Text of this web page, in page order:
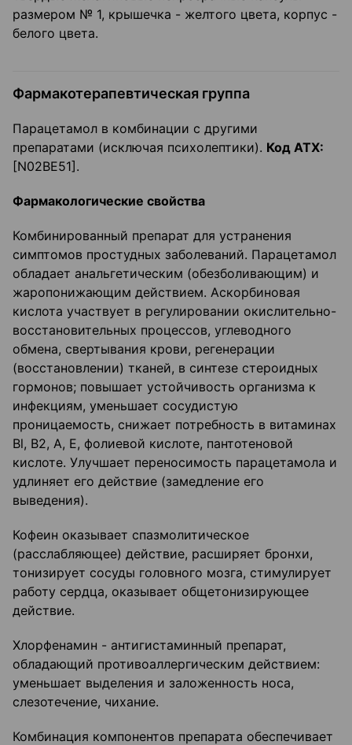
размером № 1, крышечка - желтого цвета, корпус -
белого цвета.
Фармакотерапевтическая группа
Парацетамол в комбинации с другими
препаратами (исключая психолептики). Код ATX:
[N02BE51].
Фармакологические свойства
Комбинированный препарат для устранения
симптомов простудных заболеваний. Парацетамол
обладает анальгетическим (обезболивающим) и
жаропонижающим действием. Аскорбиновая
кислота участвует в регулировании окислительно-
восстановительных процессов, углеводного
обмена, свертывания крови, регенерации
(восстановлении) тканей, в синтезе стероидных
гормонов; повышает устойчивость организма к
инфекциям, уменьшает сосудистую
проницаемость, снижает потребность в витаминах
Bl, В2, А, Е, фолиевой кислоте, пантотеновой
кислоте. Улучшает переносимость парацетамола и
удлиняет его действие (замедление его
выведения).
Кофеин оказывает спазмолитическое
(расслабляющее) действие, расширяет бронхи,
тонизирует сосуды головного мозга, стимулирует
работу сердца, оказывает общетонизирующее
действие.
Хлорфенамин - антигистаминный препарат,
обладающий противоаллергическим действием:
уменьшает выделения и заложенность носа,
слезотечение, чихание.
Комбинация компонентов препарата обеспечивает